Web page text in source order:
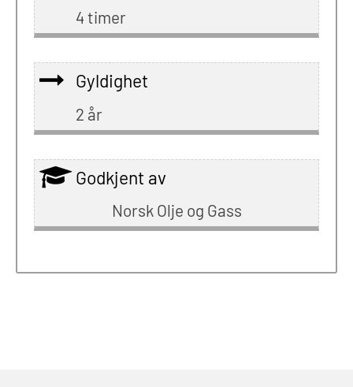
4 timer
Gyldighet
2 år
Godkjent av
Norsk Olje og Gass